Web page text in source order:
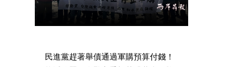
民進黨趕著舉債通過軍購預算付錢！